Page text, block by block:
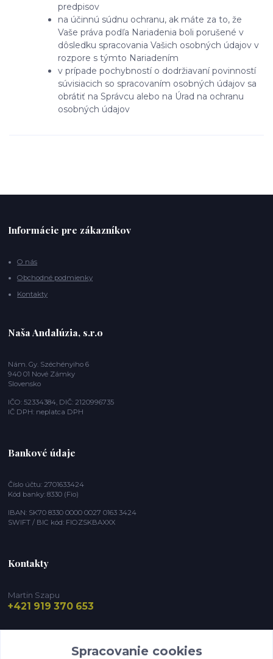
predpisov
na účinnú súdnu ochranu, ak máte za to, že
Vaše práva podľa Nariadenia boli porušené v
dôsledku spracovania Vašich osobných údajov v
rozpore s týmto Nariadením
v prípade pochybností o dodržiavaní povinností
súvisiacich so spracovaním osobných údajov sa
obrátiť na Správcu alebo na Úrad na ochranu
osobných údajov
Informácie pre zákazníkov
O nás
Obchodné podmienky
Kontakty
Naša Andalúzia, s.r.o
Nám. Gy. Széchényiho 6
940 01 Nové Zámky
Slovensko
IČO: 52334384, DIČ: 2120996735
IČ DPH: neplatca DPH
Bankové údaje
Číslo účtu: 2701633424
Kód banky: 8330 (Fio)
IBAN: SK70 8330 0000 0027 0163 3424
SWIFT / BIC kód: FIOZSKBAXXX
Kontakty
Martin Szapu
+421 919 370 653
Spracovanie cookies